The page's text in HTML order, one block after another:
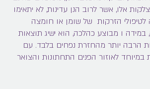
אלו, אשר לרוב הנן עדינות, לא יתאימו
לטיפולי הזרקות של שומן או חומצה
במידה ו מבוצע כהלכה, הוא ישיג תוצאות
הרבה יותר מהחזרת נפחים בלבד. עם
במיוחד לאוזור הפנים התחתונות והצואר